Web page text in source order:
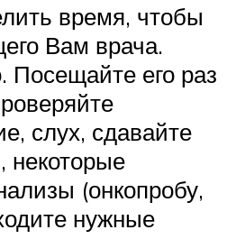
время, чтобы
Вам врача.
Посещайте его раз
слух, сдавайте
(онкопробу,
нужные